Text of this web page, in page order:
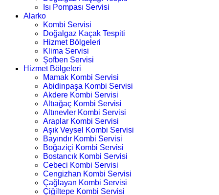
Isı Pompası Servisi
Alarko
Kombi Servisi
Doğalgaz Kaçak Tespiti
Hizmet Bölgeleri
Klima Servisi
Şofben Servisi
Hizmet Bölgeleri
Mamak Kombi Servisi
Abidinpaşa Kombi Servisi
Akdere Kombi Servisi
Altıağaç Kombi Servisi
Altınevler Kombi Servisi
Araplar Kombi Servisi
Aşık Veysel Kombi Servisi
Bayındır Kombi Servisi
Boğaziçi Kombi Servisi
Bostancık Kombi Servisi
Cebeci Kombi Servisi
Cengizhan Kombi Servisi
Çağlayan Kombi Servisi
Çiğiltepe Kombi Servisi